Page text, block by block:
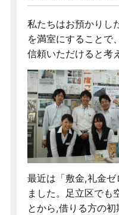
私たちはお預かりし
を満室にすることで
信頼いただけると考
最近は「敷金,礼金
ました。足立区でも
とから,借りる方の初